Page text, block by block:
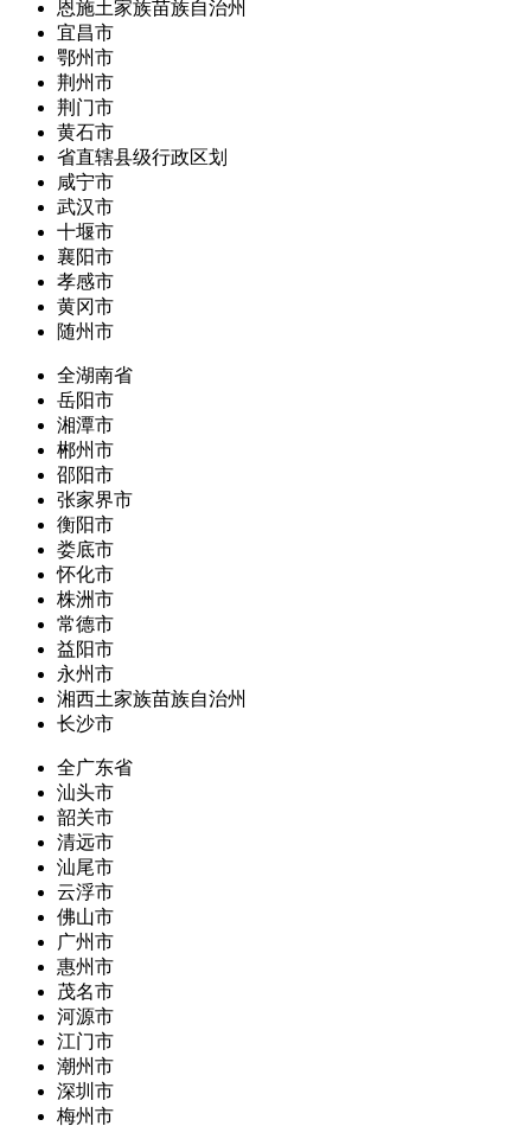
恩施土家族苗族自治州
宜昌市
鄂州市
荆州市
荆门市
黄石市
省直辖县级行政区划
咸宁市
武汉市
十堰市
襄阳市
孝感市
黄冈市
随州市
全湖南省
岳阳市
湘潭市
郴州市
邵阳市
张家界市
衡阳市
娄底市
怀化市
株洲市
常德市
益阳市
永州市
湘西土家族苗族自治州
长沙市
全广东省
汕头市
韶关市
清远市
汕尾市
云浮市
佛山市
广州市
惠州市
茂名市
河源市
江门市
潮州市
深圳市
梅州市